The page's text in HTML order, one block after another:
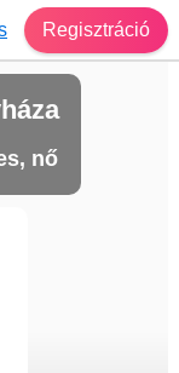
Regisztráció
nő